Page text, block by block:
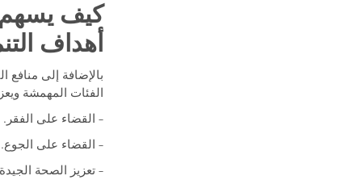
أهداف
بالإضافة إلى منافع
الفئات المهمشة
– القضاء على الفقر.
– القضاء على الجوع.
– تعزيز الصحة